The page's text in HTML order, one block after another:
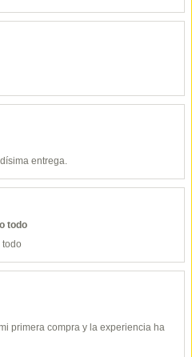
entrega.
todo
todo
primera compra y la experiencia ha